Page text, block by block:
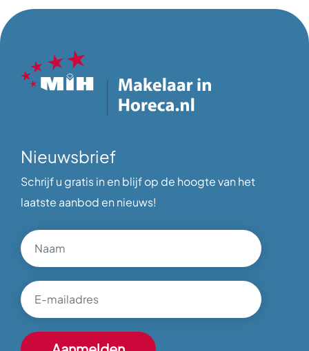
Nieuwsbrief
Schrijf u gratis in en blijf op de hoogte van het
laatste aanbod en nieuws!